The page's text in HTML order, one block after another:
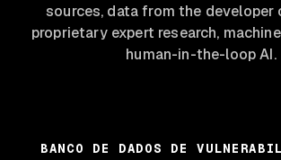
sources, data from the developer
proprietary expert research,
human-in-the-loop AI.
BANCO DE DADOS DE